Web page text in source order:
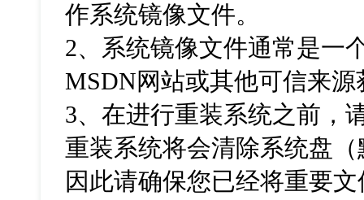
作系统镜像文件。
2、系统镜像文件通常是一
MSDN网站或其他可信来源
3、在进行重装系统之前，
重装系统将会清除系统盘（
因此请确保您已经将重要